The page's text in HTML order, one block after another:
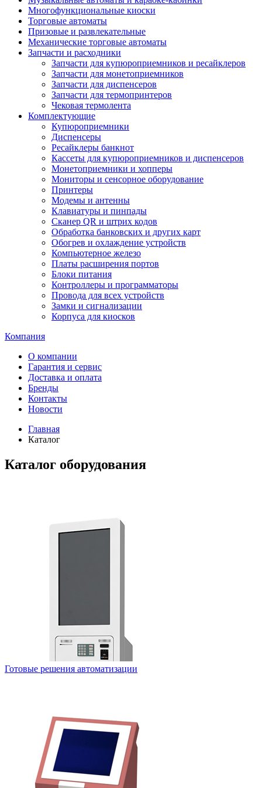
Многофункциональные киоски
Торговые автоматы
Призовые и развлекательные
Механические торговые автоматы
Запчасти и расходники
Запчасти для купюроприемников и ресайклеров
Запчасти для монетоприемников
Запчасти для диспенсеров
Запчасти для термопринтеров
Чековая термолента
Комплектующие
Купюроприемники
Диспенсеры
Ресайклеры банкнот
Кассеты для купюроприемников и диспенсеров
Монетоприемники и хопперы
Мониторы и сенсорное оборудование
Принтеры
Модемы и антенны
Клавиатуры и пинпады
Сканер QR и штрих кодов
Обработка банковских и других карт
Обогрев и охлаждение устройств
Компьютерное железо
Платы расширения портов
Блоки питания
Контроллеры и программаторы
Провода для всех устройств
Замки и сигнализации
Корпуса для киосков
Компания
О компании
Гарантия и сервис
Доставка и оплата
Бренды
Контакты
Новости
Главная
Каталог
Каталог оборудования
Готовые решения автоматизации